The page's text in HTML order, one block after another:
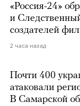
«Россия-24»
и
создателей
2 часа назад
Почти 400
атаковали
В Самарской